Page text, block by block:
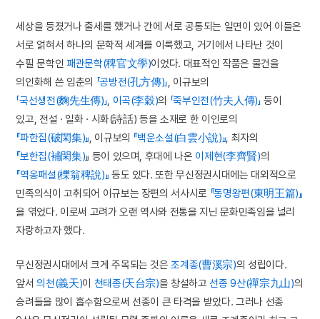
세상을 등졌거나 출세를 했거나 간에 서로 공통되는 일면이 있어 이들은
서로 얽혀서 하나의 문학적 세계를 이룩했고, 거기에서 나타난 것이
수필 문학인 패관문학(稗官文學)이었다. 대표적인 작품은 물건을
의인화해 쓴 임춘의 「공방전(孔方傳)」 , 이규보의
「국선생전(麴先生傳)」 이곡(李穀)의 「죽부인전(竹夫人傳)」 등이
있고, 전설 · 일화 · 시화(詩話) 등을 소재로 한 이인로의
『파한집(破閑集)』 , 이규보의 『백운소설(白雲小說)』 , 최자의
『보한집(補閑集)』 등이 있으며, 후대에 나온 이제현(李齊賢)의
『역옹패설(櫟翁稗說)』 등도 있다. 또한 무신정권시대에는 대외적으로
민족의식이 고취되어 이규보는 장편의 서사시로 『동명왕편(東明王篇)』
을 엮었다. 이로써 고려가 오랜 역사와 전통을 지닌 문화민족임을 널리
자랑하고자 했다.
무신정권시대에서 크게 주목되는 것은 조계종(曹溪宗)의 성립이다.
앞서의천(義天)이 천태종(天台宗)을 창설하고선종 9산(禪宗九山)의
승려들을 많이 흡수함으로써 선종이 큰 타격을 받았다. 그러나 선종